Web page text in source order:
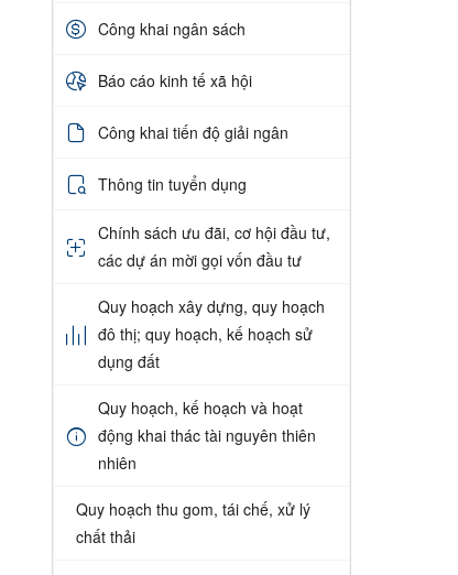
Công khai ngân sách
Báo cáo kinh tế xã hội
Công khai tiến độ giải ngân
Thông tin tuyển dụng
Chính sách ưu đãi, cơ hội đầu tư,
các dự án mời gọi vốn đầu tư
Quy hoạch xây dựng, quy hoạch
đô thị; quy hoạch, kế hoạch sử
dụng đất
Quy hoạch, kế hoạch và hoạt
động khai thác tài nguyên thiên
nhiên
Quy hoạch thu gom, tái chế, xử lý
chất thải